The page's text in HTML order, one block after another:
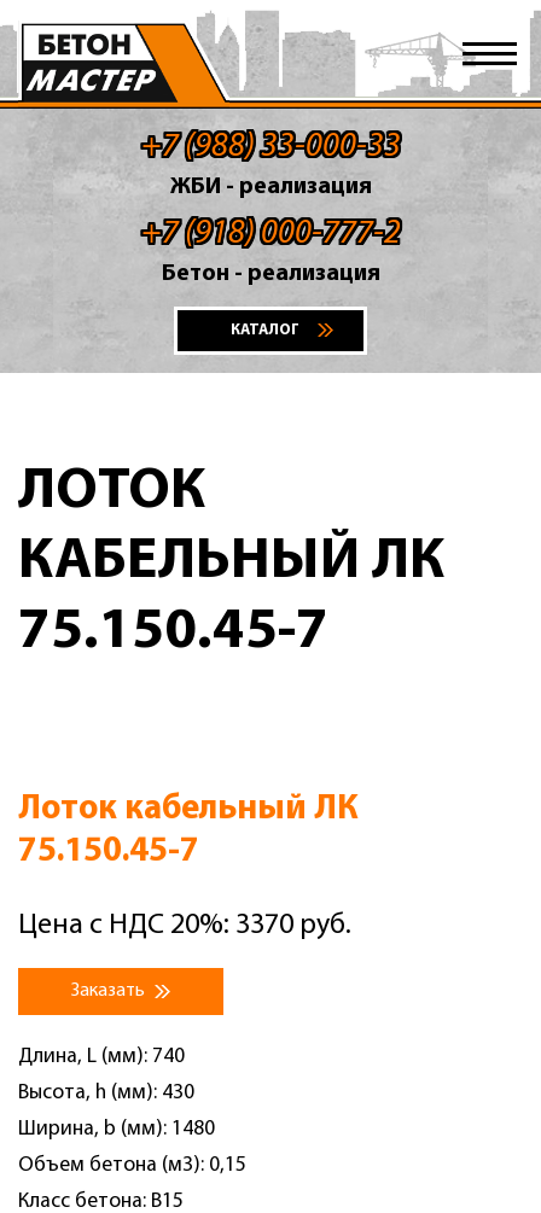
+7 (988) 33-000-33
ЖБИ - реализация
+7 (918) 000-777-2
Бетон - реализация
КАТАЛОГ
ЛОТОК
КАБЕЛЬНЫЙ ЛК
75.150.45-7
Лоток кабельный ЛК
75.150.45-7
Цена с НДС 20%: 3370 руб.
Заказать
Длина, L (мм): 740
Высота, h (мм): 430
Ширина, b (мм): 1480
Объем бетона (м3): 0,15
Класс бетона: B15